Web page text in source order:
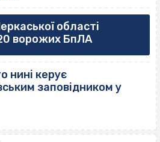
області
ворожих БпЛА
нині керує
заповідником у